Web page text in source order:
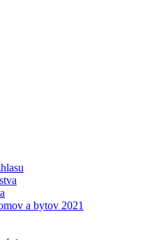
a bytov 2021